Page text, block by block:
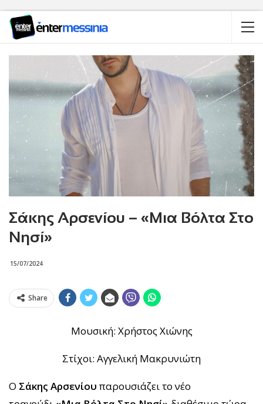
Σάκης Αρσενίου – «Μια Βόλτα Στο
Νησί»
15/07/2024
Share
Μουσική: Χρήστος Χιώνης
Στίχοι: Αγγελική Μακρυνιώτη
Ο Σάκης Αρσενίου παρουσιάζει το νέο